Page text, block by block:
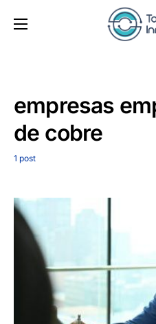
empresas
de cobre
1 post